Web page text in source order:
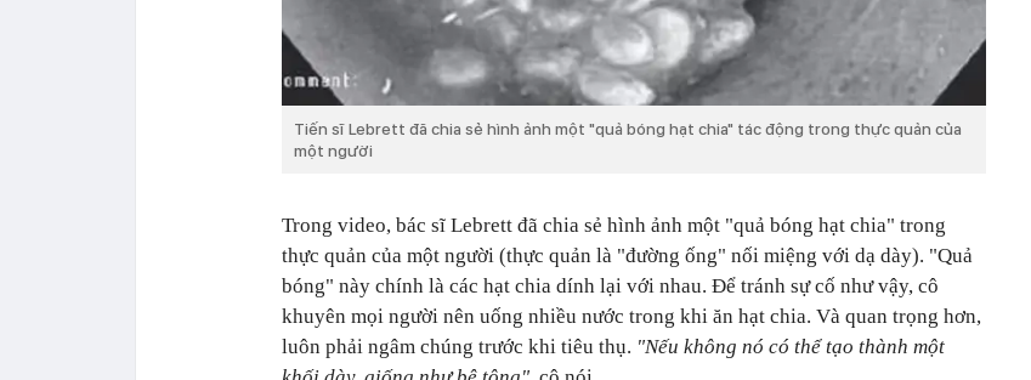
Tiến sĩ Lebrett đã chia sẻ hình ảnh một "quả bóng hạt chia" tác động trong thực quản của
một người
Trong video, bác sĩ Lebrett đã chia sẻ hình ảnh một "quả bóng hạt chia" trong
thực quản của một người (thực quản là "đường ống" nối miệng với dạ dày). "Quả
bóng" này chính là các hạt chia dính lại với nhau. Để tránh sự cố như vậy, cô
khuyên mọi người nên uống nhiều nước trong khi ăn hạt chia. Và quan trọng hơn,
luôn phải ngâm chúng trước khi tiêu thụ. "Nếu không nó có thể tạo thành một